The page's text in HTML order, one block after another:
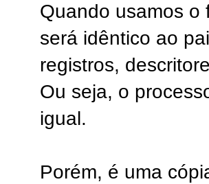
Quando usamos o
será idêntico ao
registros,
Ou seja, o
igual.
Porém, é uma